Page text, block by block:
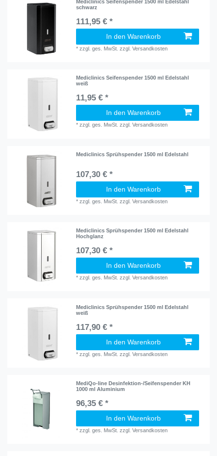
Mediclinics Seifenspender 1500 ml Edelstahl
schwarz
111,95 € *
In den Warenkorb
*zzgl. ges. MwSt. zzgl.Versandkosten
Mediclinics Seifenspender 1500 ml Edelstahl
weiß
11,95 € *
In den Warenkorb
*zzgl. ges. MwSt. zzgl.Versandkosten
Mediclinics Sprühspender 1500 ml Edelstahl
107,30 € *
In den Warenkorb
*zzgl. ges. MwSt. zzgl.Versandkosten
Mediclinics Sprühspender 1500 ml Edelstahl
Hochglanz
107,30 € *
In den Warenkorb
*zzgl. ges. MwSt. zzgl.Versandkosten
Mediclinics Sprühspender 1500 ml Edelstahl
weiß
117,90 € *
In den Warenkorb
*zzgl. ges. MwSt. zzgl.Versandkosten
MediQo-line Desinfektion-/Seifenspender KH
1000 ml Aluminium
96,35 € *
In den Warenkorb
*zzgl. ges. MwSt. zzgl.Versandkosten